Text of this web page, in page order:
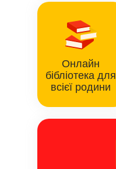
Онлайн
бібліотека для
всієї родини